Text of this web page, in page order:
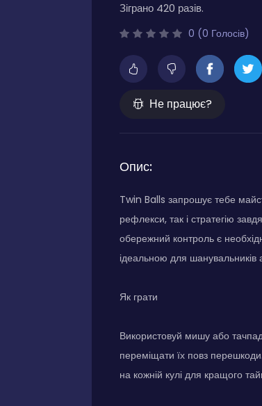
Зіграно 420 разів.
0 (0 Голосів)
Не працює?
Опис:
Twin Balls запрошує тебе
рефлекси, так і стратегію
обережний контроль є
ідеальною для шанувальників
Як грати
Використовуй мишу або
переміщати їх повз
на кожній кулі для кращого